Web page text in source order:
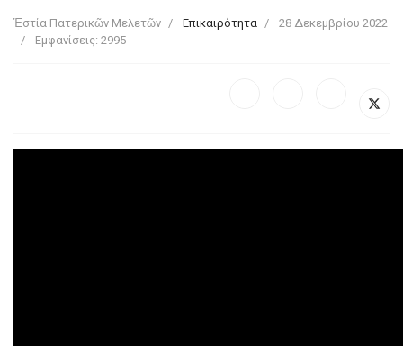
Ἑστία Πατερικῶν Μελετῶν Επικαιρότητα
28 Δεκεμβρίου 2022
Εμφανίσεις: 2995